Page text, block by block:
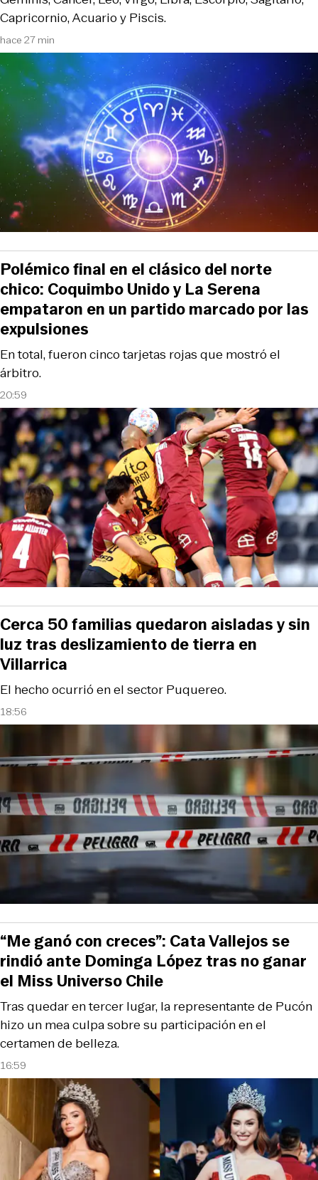
hace 27 min
Capricornio, Acuario y Piscis.
20:59
En total, fueron cinco tarjetas rojas que mostró el
árbitro.
Polémico final en el clásico del norte
chico: Coquimbo Unido y La Serena
empataron en un partido marcado por las
expulsiones
18:56
El hecho ocurrió en el sector Puquereo.
Cerca 50 familias quedaron aisladas y sin
luz tras deslizamiento de tierra en
Villarrica
16:59
Tras quedar en tercer lugar, la representante de Pucón
hizo un mea culpa sobre su participación en el
certamen de belleza.
“Me ganó con creces”: Cata Vallejos se
rindió ante Dominga López tras no ganar
el Miss Universo Chile